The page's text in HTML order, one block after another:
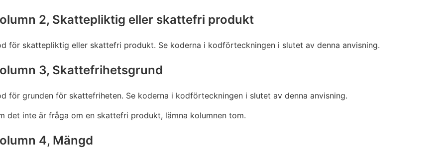
2, Skattepliktig eller skattefri produkt
för skattepliktig eller skattefri produkt. Se koderna i kodförteckningen i slutet av denna anvisning.
3, Skattefrihetsgrund
för grunden för skattefriheten. Se koderna i kodförteckningen i slutet av denna anvisning.
det inte är fråga om en skattefri produkt, lämna kolumnen tom.
4, Mängd